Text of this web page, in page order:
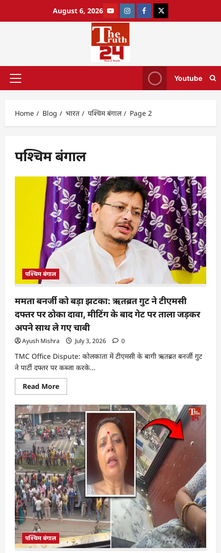
August 6, 2026
Youtube
Home Blog भारत पश्चिम बंगाल Page 2
पश्चिम बंगाल
पश्चिम बंगाल
ममता बनर्जी को बड़ा झटका: ऋतब्रत गुट ने टीएमसी
दफ्तर पर ठोका दावा, मीटिंग के बाद गेट पर ताला जड़कर
अपने साथ ले गए चाबी
Ayush Mishra July 3, 2026 0
TMC Office Dispute: कोलकाता में टीएमसी के बागी ऋतब्रत बनर्जी गुट
ने पार्टी दफ्तर पर कब्जा करके...
Read More
पश्चिम बंगाल